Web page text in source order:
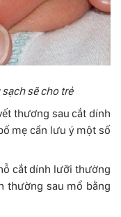
sẽ cho trẻ
thương sau cắt dính
mẹ cần lưu ý một số
cắt dính lưỡi thường
thường sau mổ bằng